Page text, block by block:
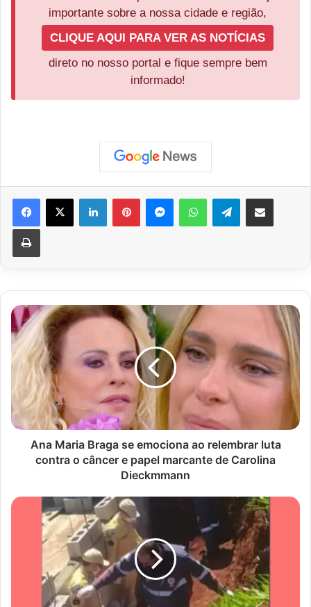
importante sobre a nossa cidade e região,
CLIQUE AQUI PARA VER AS NOTÍCIAS
direto no nosso portal e fique sempre bem
informado!
Facebook
X LinkedinPinterestMessengerWhatsAppTelegramCompartilhar via e-mail
Imprimir
Ana
Maria
Braga
se
emociona
relembrar
luta
contra
câncer
marcante
Carolina
Dieckmmann
Ana Maria Braga se emociona ao relembrar luta
contra o câncer e papel marcante de Carolina
Dieckmmann
Idoso